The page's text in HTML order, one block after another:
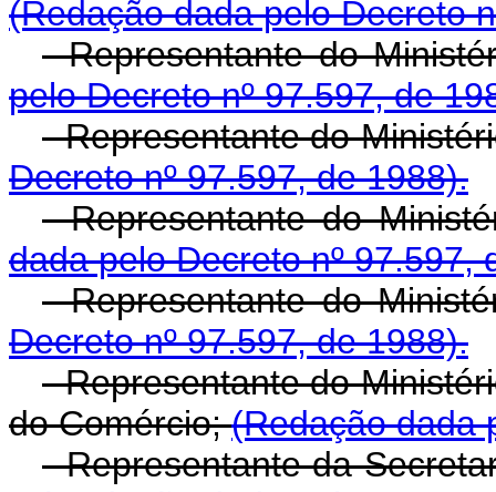
(Redação dada pelo Decreto
- Representante do
pelo Decreto nº 97.597, de
- Representante do
Decreto nº 97.597, de 1988).
- Representante do
dada pelo Decreto nº 97.597,
- Representante do
Decreto nº 97.597, de 1988).
- Representante do
do Comércio;(Redação dada
- Representante da